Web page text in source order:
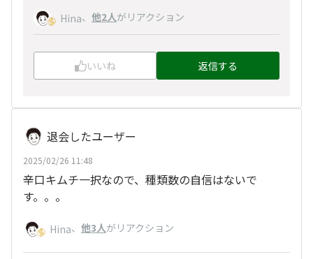
Hina、 他2人がリアクション
いいね 返信する
退会したユーザー
2025/02/26 11:48
辛口キムチ一択なので、種類数の自信はないで
す。。。
Hina、 他3人がリアクション